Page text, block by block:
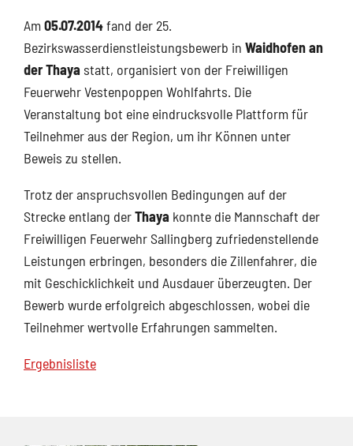
Am05.07.2014fand der 25.
Bezirkswasserdienstleistungsbewerb in Waidhofen an
der Thaya statt, organisiert von der Freiwilligen
Feuerwehr Vestenpoppen Wohlfahrts. Die
Veranstaltung bot eine eindrucksvolle Plattform für
Teilnehmer aus der Region, um ihr Können unter
Beweis zu stellen.
Trotz der anspruchsvollen Bedingungen auf der
Strecke entlang derThaya konnte die Mannschaft der
Freiwilligen Feuerwehr Sallingberg zufriedenstellende
Leistungen erbringen, besonders die Zillenfahrer, die
mit Geschicklichkeit und Ausdauer überzeugten. Der
Bewerb wurde erfolgreich abgeschlossen, wobei die
Teilnehmer wertvolle Erfahrungen sammelten.
Ergebnisliste